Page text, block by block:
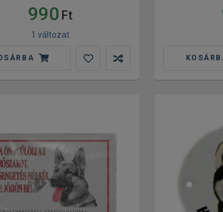
990 Ft
1 változat